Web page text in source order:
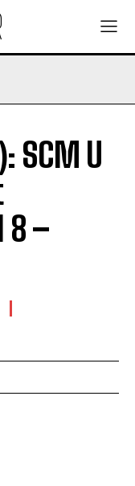
SCM U
8 –